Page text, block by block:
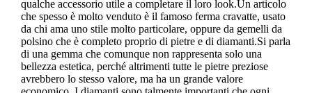
qualche accessorio utile a completare il loro look.Un articolo
che spesso è molto venduto è il famoso ferma cravatte, usato
da chi ama uno stile molto particolare, oppure da gemelli da
polsino che è completo proprio di pietre e di diamanti.Si parla
di una gemma che comunque non rappresenta solo una
bellezza estetica, perché altrimenti tutte le pietre preziose
avrebbero lo stesso valore, ma ha un grande valore